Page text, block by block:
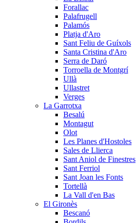
Forallac
Palafrugell
Palamós
Platja d'Aro
Sant Feliu de Guíxols
Santa Cristina d'Aro
Serra de Daró
Torroella de Montgrí
Ullà
Ullastret
Verges
La Garrotxa
Besalú
Montagut
Olot
Les Planes d'Hostoles
Sales de Llierca
Sant Aniol de Finestres
Sant Ferriol
Sant Joan les Fonts
Tortellà
La Vall d'en Bas
El Gironès
Bescanó